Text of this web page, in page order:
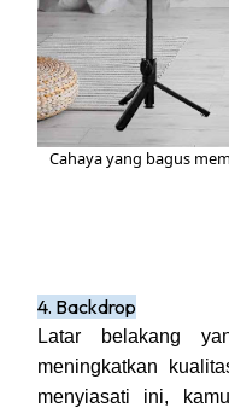
Cahaya yang bagus
4. Backdrop
Latar belakang
meningkatkan
menyiasati ini,